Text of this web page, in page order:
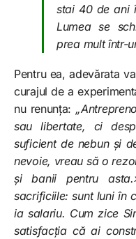
stai 40 de ani
Lumea se
prea mult într-
Pentru ea, adevărata
curajul de a
nu renunța:
sau libertate, ci
suficient de nebun și
nevoie, vreau să o
și banii pentru
sacrificiile: sunt luni în
ia salariu. Cum zice
satisfacția că ai